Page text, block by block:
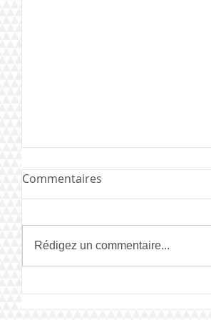
BigChart-phase 2 Les votes
Commentaires
Rédigez un commentaire...